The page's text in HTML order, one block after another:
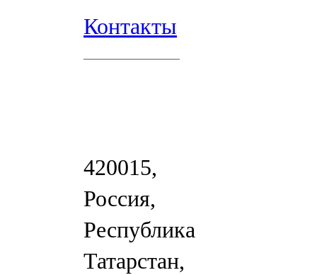
Контакты
420015,
Россия,
Республика
Татарстан,